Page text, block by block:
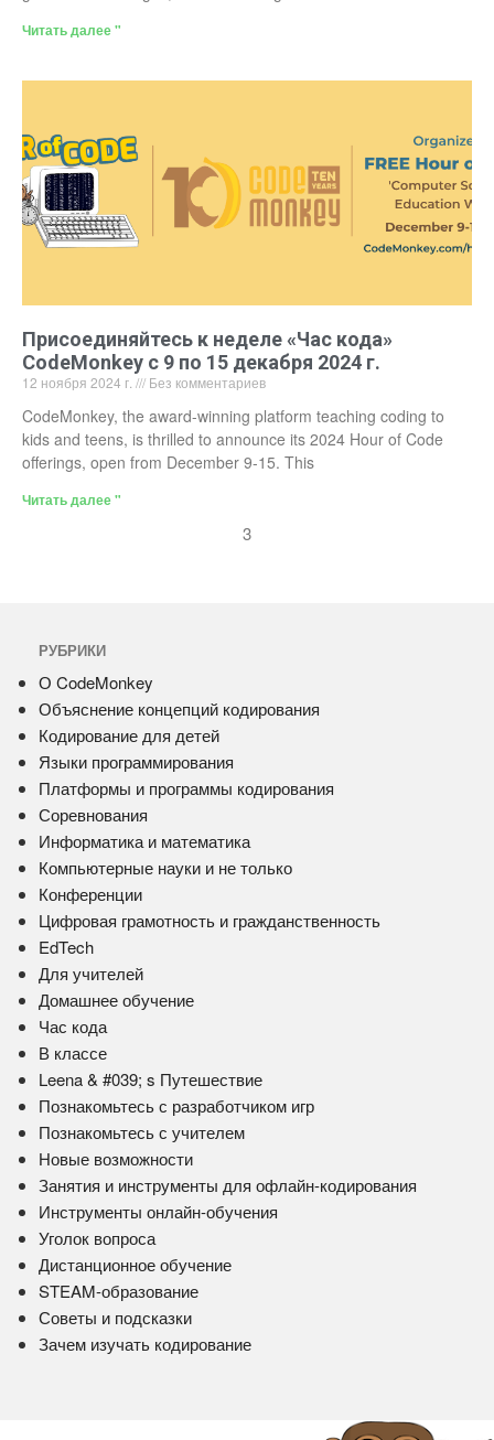
Читать далее "
Присоединяйтесь к неделе «Час кода»
CodeMonkey с 9 по 15 декабря 2024 г.
12 ноября 2024 г. Без комментариев
CodeMonkey, the award-winning platform teaching coding to
kids and teens, is thrilled to announce its 2024 Hour of Code
offerings, open from December 9-15. This
Читать далее "
3
РУБРИКИ
О CodeMonkey
Объяснение концепций кодирования
Кодирование для детей
Языки программирования
Платформы и программы кодирования
Соревнования
Информатика и математика
Компьютерные науки и не только
Конференции
Цифровая грамотность и гражданственность
EdTech
Для учителей
Домашнее обучение
Час кода
В классе
Leena & #039; s Путешествие
Познакомьтесь с разработчиком игр
Познакомьтесь с учителем
Новые возможности
Занятия и инструменты для офлайн-кодирования
Инструменты онлайн-обучения
Уголок вопроса
Дистанционное обучение
STEAM-образование
Советы и подсказки
Зачем изучать кодирование